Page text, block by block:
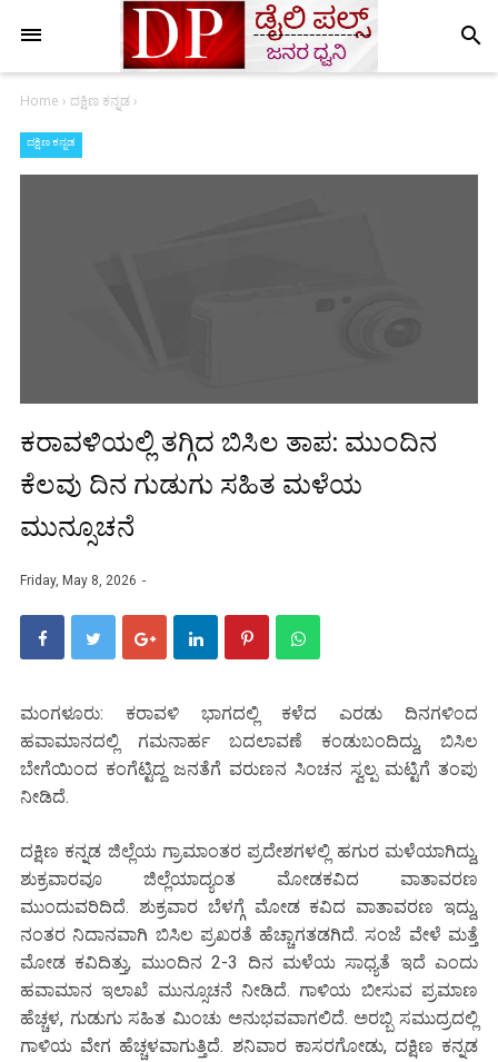
search
Home › ದಕ್ಷಿಣ ಕನ್ನಡ›
ದಕ್ಷಿಣ ಕನ್ನಡ
ಕರಾವಳಿಯಲ್ಲಿ ತಗ್ಗಿದ ಬಿಸಿಲ ತಾಪ: ಮುಂದಿನ
ಕೆಲವು ದಿನ ಗುಡುಗು ಸಹಿತ ಮಳೆಯ
ಮುನ್ಸೂಚನೆ
Friday, May 8, 2026
ಮಂಗಳೂರು: ಕರಾವಳಿ ಭಾಗದಲ್ಲಿ ಕಳೆದ ಎರಡು ದಿನಗಳಿಂದ
ಹವಾಮಾನದಲ್ಲಿ ಗಮನಾರ್ಹ ಬದಲಾವಣೆ ಕಂಡುಬಂದಿದ್ದು, ಬಿಸಿಲ
ಬೇಗೆಯಿಂದ ಕಂಗೆಟ್ಟಿದ್ದ ಜನತೆಗೆ ವರುಣನ ಸಿಂಚನ ಸ್ವಲ್ಪ ಮಟ್ಟಿಗೆ ತಂಪು
ನೀಡಿದೆ.
ದಕ್ಷಿಣ ಕನ್ನಡ ಜಿಲ್ಲೆಯ ಗ್ರಾಮಾಂತರ ಪ್ರದೇಶಗಳಲ್ಲಿ ಹಗುರ ಮಳೆಯಾಗಿದ್ದು,
ಶುಕ್ರವಾರವೂ ಜಿಲ್ಲೆಯಾದ್ಯಂತ ಮೋಡಕವಿದ ವಾತಾವರಣ
ಮುಂದುವರಿದಿದೆ. ಶುಕ್ರವಾರ ಬೆಳಗ್ಗೆ ಮೋಡ ಕವಿದ ವಾತಾವರಣ ಇದ್ದು,
ನಂತರ ನಿದಾನವಾಗಿ ಬಿಸಿಲ ಪ್ರಖರತೆ ಹೆಚ್ಚಾಗತಡಗಿದೆ. ಸಂಜೆ ವೇಳೆ ಮತ್ತೆ
ಮೋಡ ಕವಿದಿತ್ತು, ಮುಂದಿನ 2-3 ದಿನ ಮಳೆಯ ಸಾಧ್ಯತೆ ಇದೆ ಎಂದು
ಹವಾಮಾನ ಇಲಾಖೆ ಮುನ್ಸೂಚನೆ ನೀಡಿದೆ. ಗಾಳಿಯ ಬೀಸುವ ಪ್ರಮಾಣ
ಹೆಚ್ಚಳ, ಗುಡುಗು ಸಹಿತ ಮಿಂಚು ಅನುಭವವಾಗಲಿದೆ. ಅರಬ್ಬಿ ಸಮುದ್ರದಲ್ಲಿ
ಗಾಳಿಯ ವೇಗ ಹೆಚ್ಚಳವಾಗುತ್ತಿದೆ. ಶನಿವಾರ ಕಾಸರಗೋಡು, ದಕ್ಷಿಣ ಕನ್ನಡ